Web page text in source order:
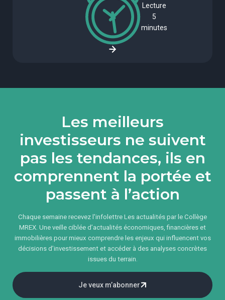
Lecture
5
minutes
Les meilleurs
investisseurs ne suivent
pas les tendances, ils en
comprennent la portée et
passent à l’action
Chaque semaine recevez l'infolettre Les actualités par le Collège
MREX. Une veille ciblée d’actualités économiques, financières et
immobilières pour mieux comprendre les enjeux qui influencent vos
décisions d’investissement et accéder à des analyses concrètes
issues du terrain.
Je veux m’abonner